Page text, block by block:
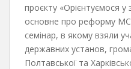
проєкту «Орієнтуємося у
основне про реформу
семінар, в якому взяли
державних установ,
Полтавської та